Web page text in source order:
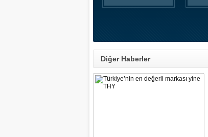
Diğer Haberler